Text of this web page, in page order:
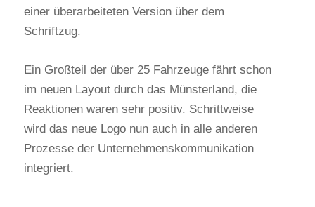
einer überarbeiteten Version über dem
Schriftzug.
Ein Großteil der über 25 Fahrzeuge fährt schon
im neuen Layout durch das Münsterland, die
Reaktionen waren sehr positiv. Schrittweise
wird das neue Logo nun auch in alle anderen
Prozesse der Unternehmenskommunikation
integriert.